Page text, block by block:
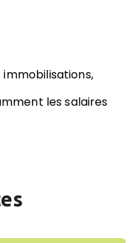
immobilisations,
les salaires